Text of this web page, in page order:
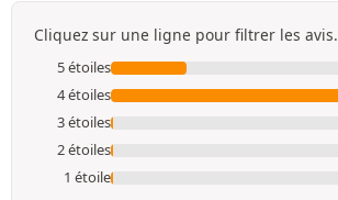
Cliquez sur une ligne pour filtrer les avis.
5 étoiles
4 étoiles
3 étoiles
2 étoiles
1 étoile